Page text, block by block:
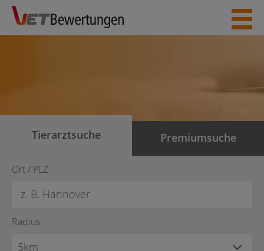
Skip
content
Tierarztsuche Premiumsuche
Ort / PLZ
Radius